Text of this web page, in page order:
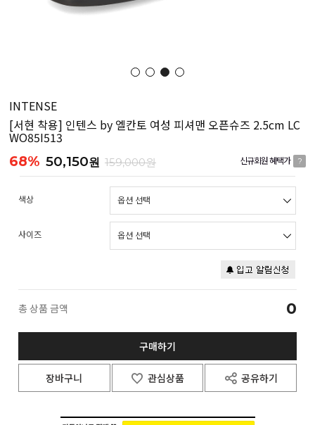
INTENSE
[서현 착용] 인텐스 by 엘칸토 여성 피셔맨 오픈슈즈 2.5cm LC
WO85I513
68% 50,150원 159,000원 신규회원 혜택가 ?
색상
사이즈
총 상품 금액 0
구매하기
장바구니 관심상품 공유하기